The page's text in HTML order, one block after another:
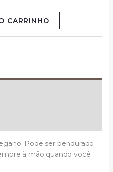
CARRINHO
Pode ser pendurado
à mão quando você